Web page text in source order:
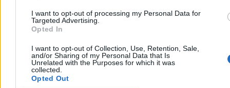
I want to opt-out of processing my Personal Data for
Targeted Advertising.
Opted In
I want to opt-out of Collection, Use, Retention, Sale,
and/or Sharing of my Personal Data that Is
Unrelated with the Purposes for which it was
collected.
Opted Out